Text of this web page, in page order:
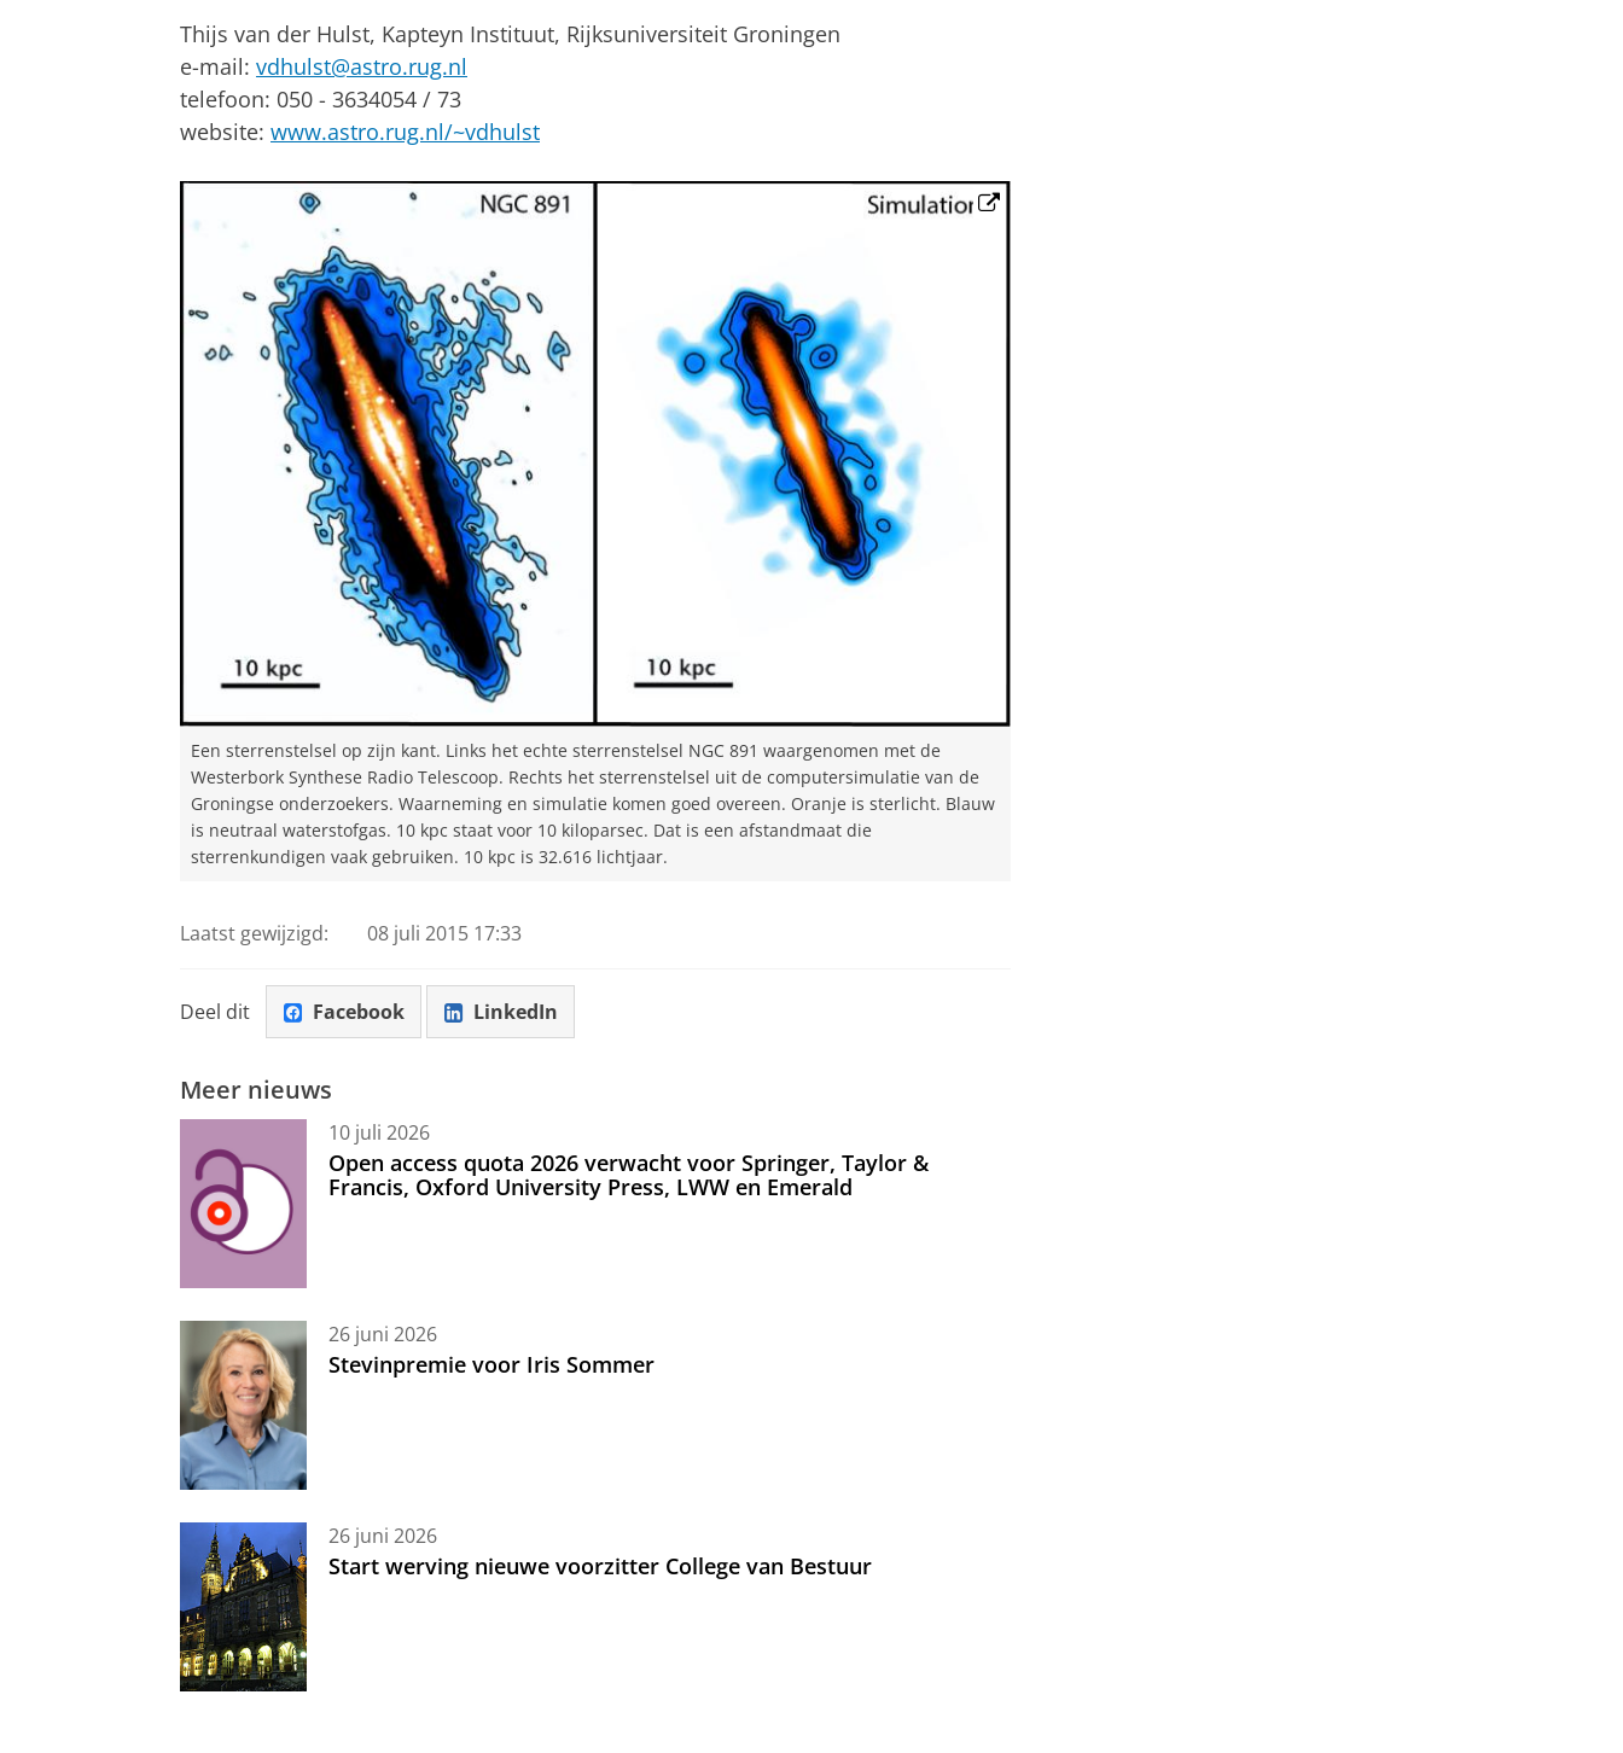
Thijs van der Hulst, Kapteyn Instituut, Rijksuniversiteit Groningen
e-mail: vdhulst@astro.rug.nl
telefoon: 050 - 3634054 / 73
website: www.astro.rug.nl/~vdhulst
Een sterrenstelsel op zijn kant. Links het echte sterrenstelsel NGC 891 waargenomen met de
Westerbork Synthese Radio Telescoop. Rechts het sterrenstelsel uit de computersimulatie van de
Groningse onderzoekers. Waarneming en simulatie komen goed overeen. Oranje is sterlicht. Blauw
is neutraal waterstofgas. 10 kpc staat voor 10 kiloparsec. Dat is een afstandmaat die
sterrenkundigen vaak gebruiken. 10 kpc is 32.616 lichtjaar.
Laatst gewijzigd: 08 juli 2015 17:33
Deel dit Facebook LinkedIn
Meer nieuws
10 juli 2026
Open access quota 2026 verwacht voor Springer, Taylor &
Francis, Oxford University Press, LWW en Emerald
26 juni 2026
Stevinpremie voor Iris Sommer
26 juni 2026
Start werving nieuwe voorzitter College van Bestuur